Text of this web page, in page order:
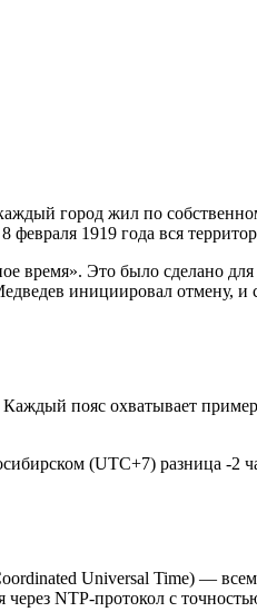
город жил по
1919 года вся
время». Это было сделано
инициировал отмену, и
пояс охватывает
(UTC+7) разница -2
Universal Time) —
NTP-протокол с